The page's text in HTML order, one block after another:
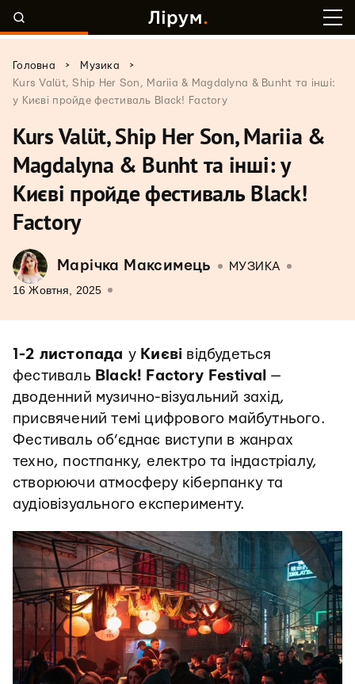
Головна > Музика
>
Kurs Valüt, Ship Her Son, Mariia & Magdalyna & Bunht та інші:
у Києві пройде фестиваль Black! Factory
Kurs Valüt, Ship Her Son, Mariia &
Magdalyna & Bunht та інші: у
Києві пройде фестиваль Black!
Factory
Марічка Максимець МУЗИКА
16 Жовтня, 2025
1-2 листопада у Києві відбудеться
фестиваль Black! Factory Festival
—
дводенний музично-візуальний захід,
присвячений темі цифрового майбутнього.
Фестиваль об’єднає виступи в жанрах
техно, постпанку, електро та індастріалу,
створюючи атмосферу кіберпанку та
аудіовізуального експерименту.